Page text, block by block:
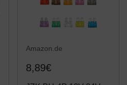
Amazon.de
8,89€